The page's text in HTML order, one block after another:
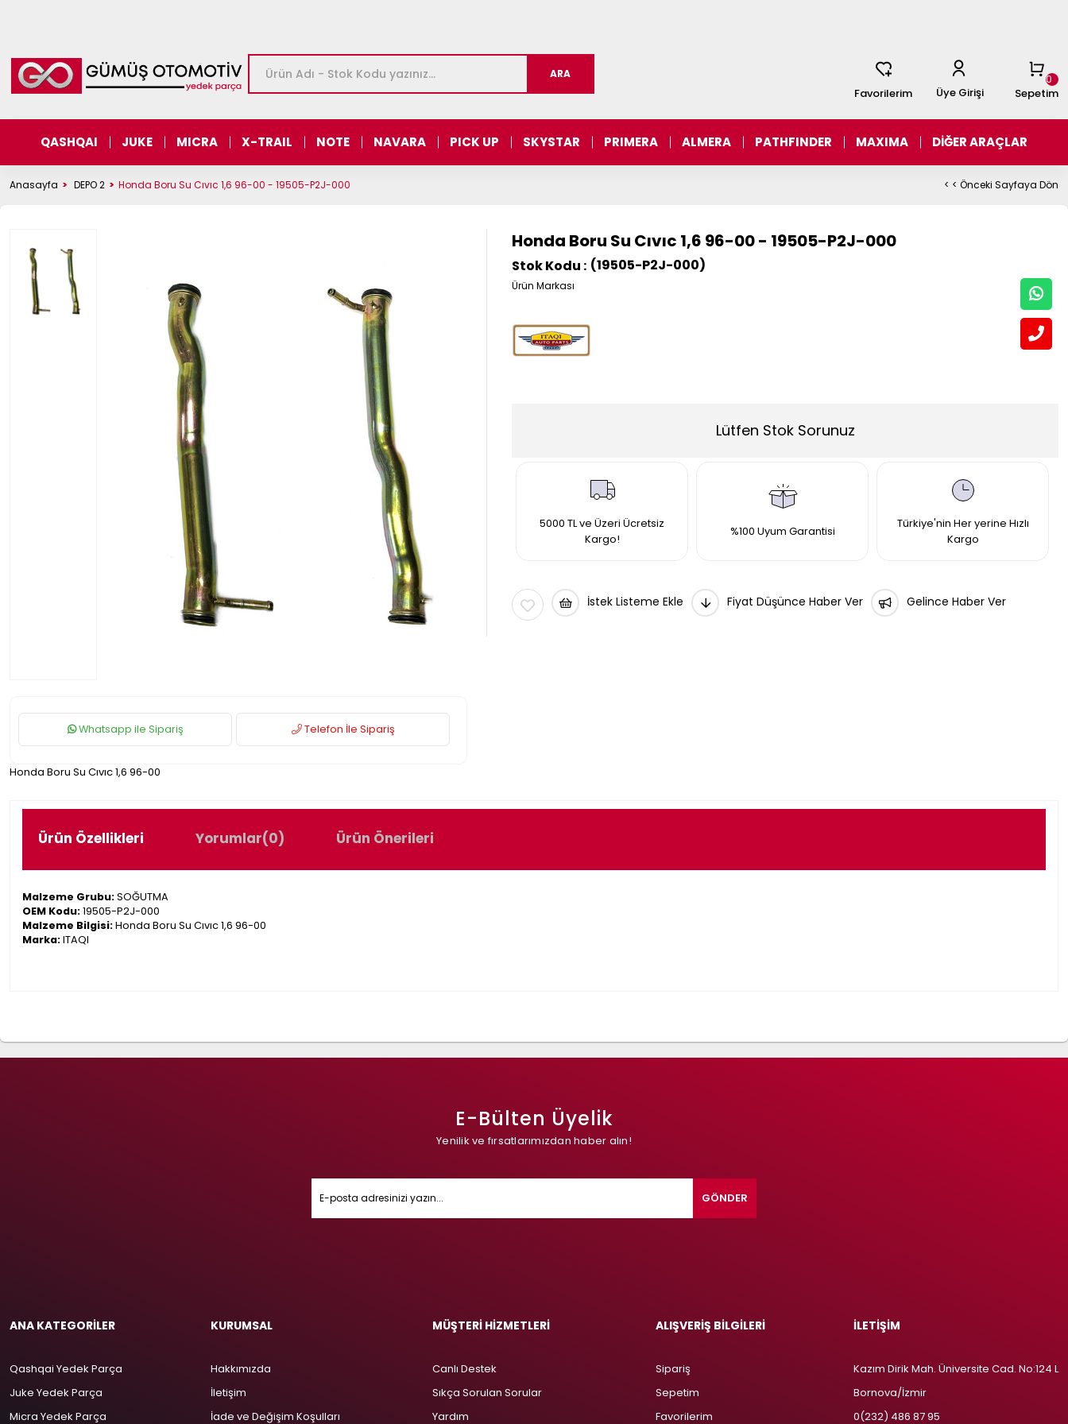
Sepetim
0
Favorilerim
Üye Girişi
QASHQAI JUKE MICRA X-TRAIL NOTE NAVARA PICK UP SKYSTAR PRIMERA ALMERA PATHFINDER MAXIMA DİĞER ARAÇLAR
Anasayfa DEPO 2 Honda Boru Su Cıvıc 1,6 96-00 - 19505-P2J-000 < < Önceki Sayfaya Dön
Whatsapp ile Sipariş Telefon İle Sipariş
Honda Boru Su Cıvıc 1,6 96-00
Honda Boru Su Cıvıc 1,6 96-00 - 19505-P2J-000
(19505-P2J-000)
Lütfen Stok Sorunuz
5000 TL ve Üzeri Ücretsiz
Kargo!
%100 Uyum Garantisi
Türkiye'nin Her yerine Hızlı
Kargo
İstek Listeme Ekle Fiyat Düşünce Haber Ver Gelince Haber Ver
Ürün Özellikleri Yorumlar(0) Ürün Önerileri
Malzeme Grubu:SOĞUTMA
OEM Kodu:19505-P2J-000
Malzeme Bilgisi:Honda Boru Su Cıvıc 1,6 96-00
Marka:ITAQI
E-Bülten Üyelik
Yenilik ve fırsatlarımızdan haber alın!
GÖNDER
ANA KATEGORİLER
Qashqai Yedek Parça
Juke Yedek Parça
Micra Yedek Parça
KURUMSAL
Hakkımızda
İletişim
İade ve Değişim Koşulları
MÜŞTERİ HİZMETLERİ
Canlı Destek
Sıkça Sorulan Sorular
Yardım
ALIŞVERİŞ BİLGİLERİ
Sipariş
Sepetim
Favorilerim
İLETİŞİM
Kazım Dirik Mah. Üniversite Cad. No:124 L
Bornova/İzmir
0(232) 486 87 95